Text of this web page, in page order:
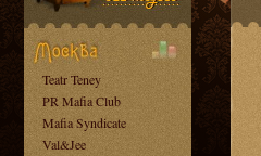
Teatr Teney
PR Mafia Club
Mafia Syndicate
Val&Jee